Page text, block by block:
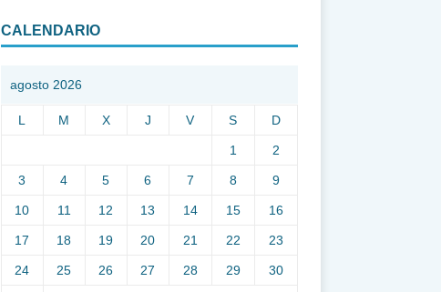
CALENDARIO
agosto 2026
L M X J V S D
1 2
3 4 5 6 7 8 9
10 11 12 13 14 15 16
17 18 19 20 21 22 23
24 25 26 27 28 29 30